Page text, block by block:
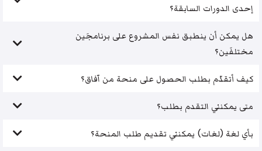
إحدى الدورات السابقة؟
هل يمكن أن ينطبق نفس المشروع على برنامجَين
مختلفَين؟
كيف أتقدّم بطلب الحصول على منحة من آفاق؟
متى يمكنني التقدم بطلب؟
بأي لغة (لغات) يمكنني تقديم طلب المنحة؟